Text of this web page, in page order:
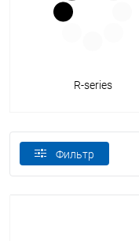
R-series
Фильтр